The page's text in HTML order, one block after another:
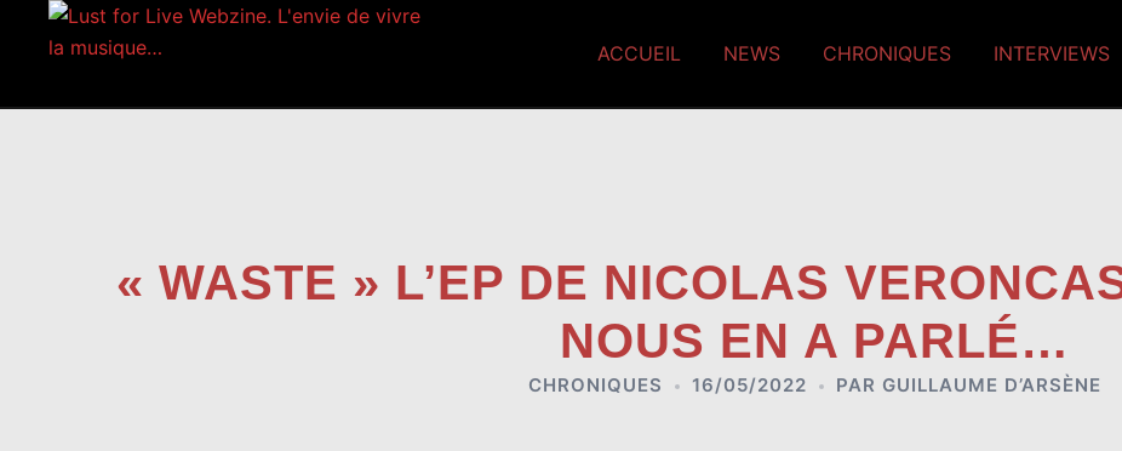
ACCUEIL NEWS CHRONIQUES INTERVIEWS
« WASTE » L’EP DE NICOLAS
NOUS EN A PARLÉ…
CHRONIQUES 16/05/2022 PAR GUILLAUME D’ARSÈNE